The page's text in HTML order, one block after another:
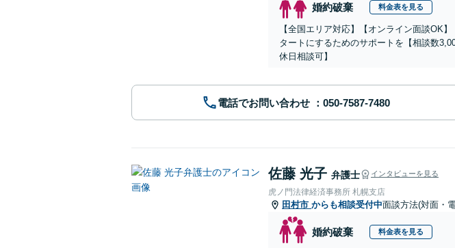
婚約破棄 料金表を見る
【全国エリア対応】【オンライン面談OK
タートにするためのサポートを【相談数
休日相談可】
電話でお問い合わせ
佐藤 光子 弁護士 インタビューを見る
虎ノ門法律経済事務所 札幌支店
田村市 からも相談受付中面談方法(対面・
婚約破棄 料金表を見る